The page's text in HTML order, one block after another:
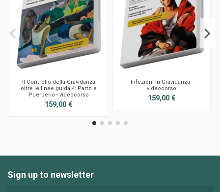
Il Controllo della Gravidanza
oltre le linee guida 4: Parto e
Puerperio - videocorso
159,00 €
Infezioni in Gravidanza -
videocorso
159,00 €
Sign up to newsletter